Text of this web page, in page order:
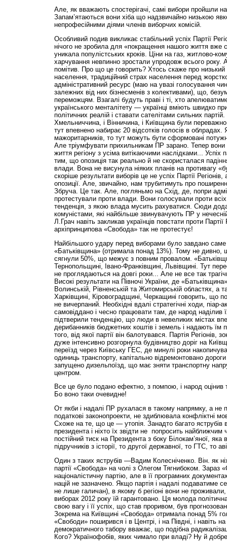
Але, як вважають спостерігачі, самі вибори пройшли
Запам’ятаються вони хіба що надзвичайно низькою
непрофесійними діями членів виборчих комісій.
Особливий подив викликає стабільний успіх Партії
нічого не зробила для «покращення нашого життя вже
уникала популістських кроків. Ціни на газ, житлово-
харчування невпинно зростали упродовж всього року.
помітив. Про що це говорить? Хтось скаже про низький
населення, традиційний страх населення перед
адміністративний ресурс (маю на увазі голосування
залежних від них бізнесменів з колективами), що,
переможцям. Взагалі будуть праві і ті, хто
українського менталітету — українці вміють швидко
політичних реалій і ставати сателітами сильних
Хмельниччина, і Вінничина, і Київщина були
тут впевнено набирає 20 відсотків голосів в
мажоритарників, то тут можуть бути сформовані
Але тріумфувати прихильникам ПР зарано. Тепер вони
життя регіону з усіма витікаючими наслідками... Успіх
тим, що опозиція так реально й не скористалася
влади. Вона не висунула ніяких планів на противагу
скоріше результати виборів це не успіх Партії Регіонів,
опозиції. Але, звичайно, нам трубитимуть про
Збруча. Це так. Але, погляньмо на Схід, де, попри
протестували проти влади. Вони голосували проти
тенденція, з якою влада мусить рахуватися. Сюди
комуністами, які найбільше звинувачують ПР у
Л.Грач навіть закликав українців повстати проти Партії
архіпринципова «Свобода» так не протестує!
Найбільшого удару перед виборами було завдано саме
«Батьківщина» (отримала понад 13%). Тому не дивно,
сягнули 50%, що межує з повним провалом.
Тернопольщині, Івано-Франківщині, Львів­щині. Тут
не проглядаються на довгі роки... Але не все так
Високі результати на Півночі України, де
Волинській, Рів­ненській та Житомирській областях, а
Харківщині, Кіровоградщині, Черкащині говорить, що
не вичерпаний. Необхідні вдалі стратегічні ходи, піар-
самовіддано і чесно працювати там, де народ
підтверили тенденцію, що люди в невеликих містах
дерибанників бюджетних коштів і земель і надають їм
того, від якої партії він балотувався. Партія Регіонів,
дуже інтенсивно розгорнула будівництво доріг на
переїзд через Київську ГЕС, де минулі роки
одиниць транспорту, капітально відремонтовано
запущено дизельпоїзд, що має зняти транспортну
центром.
Все це було подано ефектно, з помпою, і народ оцінив
Бо воно таки очевидне!
От якби і надалі ПР рухалася в такому напрямку, а не
податкові законопроекти, не здиблювала конфліктні
Схоже на те, що це — утопія. Занадто багато яструбів в
президента і ніхто їх звідти не попросить
постійний тиск на Президента з боку Білокам’яної, яка
підручників з історії, то другої державної, то ГТС, то
Один з таких яструбів —Вадим Колесніченко. Він. як
партії «Свобода» на чолі з Олегом Тягнибоком. Зараз
націоналістичну партію, але в її програмних
націй не зазначено. Якщо партія і надалі подаватиме
не лише галичан), в якому б регіоні вони не
виборах 2012 року їй гарантовано. Ця молода
свою вагу і її успіх, що став проривом, був
Зокрема на Київщині «Свобода» отримала понад 5%
«Свободи» поширився і в Центрі, і на Півдні, і навіть
демократичного табору вважає, що подібна
Кого? Українофобів, яких чимало при владі? Ну й